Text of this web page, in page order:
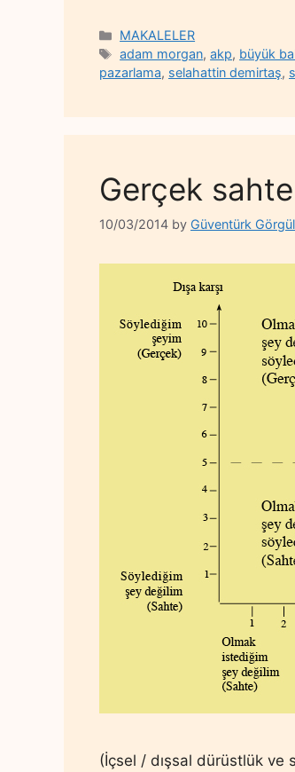
Categories
MAKALELER
Tags
adam morgan,akp, büyük
pazarlama, selahattin demirtaş,
Gerçek
10/03/2014 by Güventürk
(İçsel / dışsal dürüstlük ve